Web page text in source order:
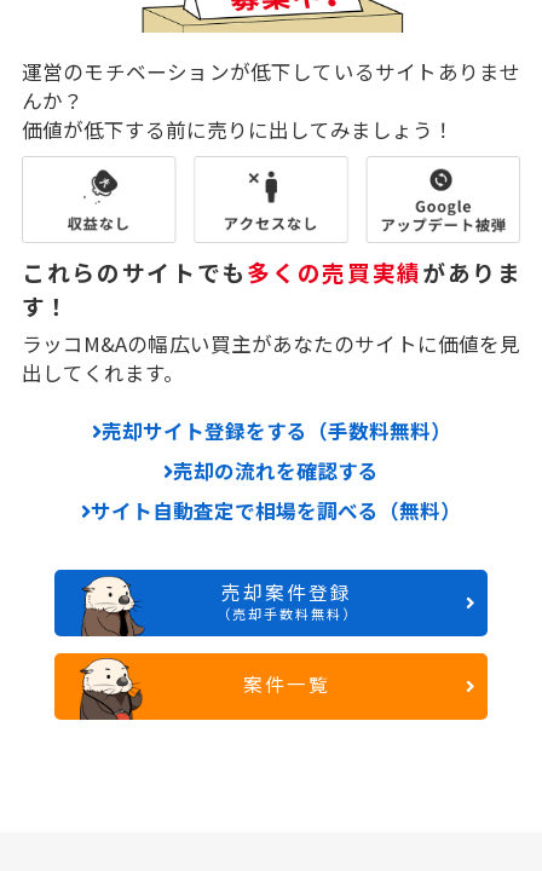
運営のモチベーションが低下しているサイトありませ
んか？
価値が低下する前に売りに出してみましょう！
これらのサイトでも多くの売買実績がありま
す！
ラッコM&Aの幅広い買主があなたのサイトに価値を見
出してくれます。
売却サイト登録をする（手数料無料）
売却の流れを確認する
サイト自動査定で相場を調べる（無料）
売却案件登録
（売却手数料無料）
案件一覧